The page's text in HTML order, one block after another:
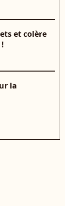
et colère
la